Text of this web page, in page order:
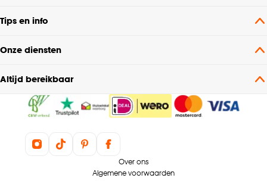
Tips en info
Onze diensten
Altijd bereikbaar
Over ons
Algemene voorwaarden